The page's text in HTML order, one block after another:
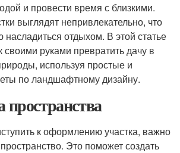
и провести время с близкими.
выглядят непривлекательно, что
отдыхом. В этой статье
руками превратить дачу в
используя простые и
по ландшафтному дизайну.
к оформлению участка, важно
Это поможет создать